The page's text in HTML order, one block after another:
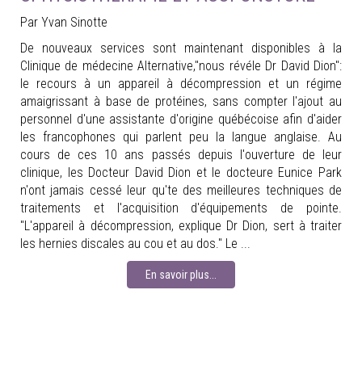
Par Yvan Sinotte
De nouveaux services sont maintenant disponibles à la
Clinique de médecine Alternative,"nous révéle Dr David Dion":
le recours à un appareil à décompression et un régime
amaigrissant à base de protéines, sans compter l'ajout au
personnel d'une assistante d'origine québécoise afin d'aider
les francophones qui parlent peu la langue anglaise. Au
cours de ces 10 ans passés depuis l'ouverture de leur
clinique, les Docteur David Dion et le docteure Eunice Park
n'ont jamais cessé leur qu'te des meilleures techniques de
traitements et l'acquisition d'équipements de pointe.
"L'appareil à décompression, explique Dr Dion, sert à traiter
les hernies discales au cou et au dos." Le ...
En savoir plus...